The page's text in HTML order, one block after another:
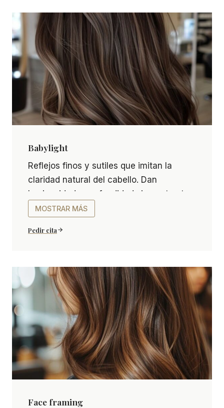
Babylight Reflejos finos y sutiles que imitan la
Babylight
Reflejos finos y sutiles que imitan la
claridad natural del cabello. Dan
luminosidad y profundidad sin contraste
marcado, para un efecto súper
MOSTRAR MÁS
Pedir cita
Face framing Reflejos estratégicos alrededor
Face framing